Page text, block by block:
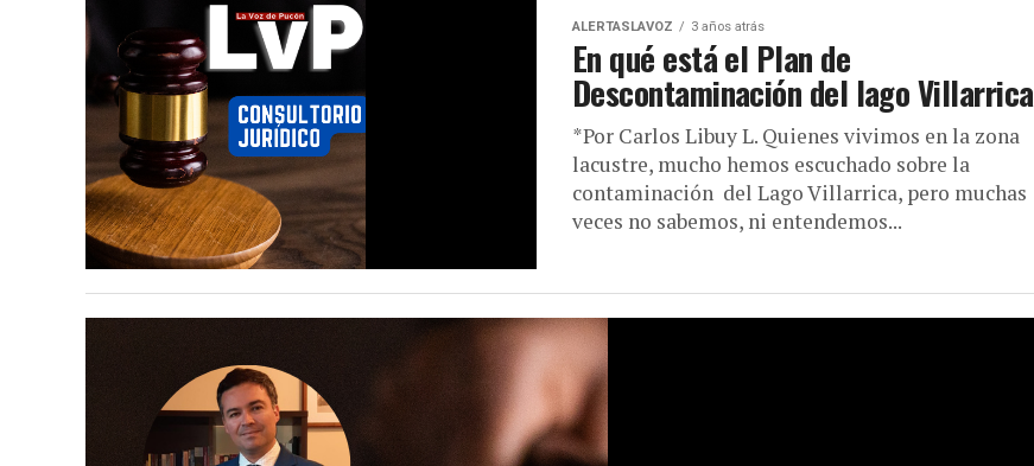
ALERTASLAVOZ 3 años atrás
En qué está el Plan de
Descontaminación del lago Villarrica
*Por Carlos Libuy L. Quienes vivimos en la zona
lacustre, mucho hemos escuchado sobre la
contaminación del Lago Villarrica, pero muchas
veces no sabemos, ni entendemos...